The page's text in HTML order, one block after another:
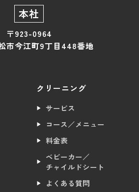
本社
〒923-0964
市今江町9丁目448番地
クリーニング
サービス
コース／メニュー
料金表
ベビーカー／
チャイルドシート
よくある質問